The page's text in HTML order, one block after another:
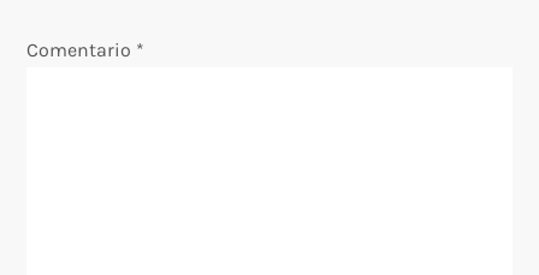
ó
Comentario *